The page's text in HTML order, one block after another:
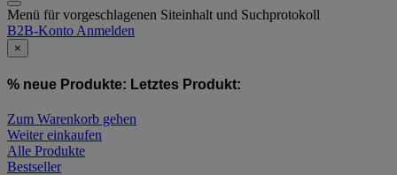
Menü für vorgeschlagenen Siteinhalt und Suchprotokoll
B2B-Konto Anmelden
×
% neue Produkte: Letztes Produkt:
Zum Warenkorb gehen
Weiter einkaufen
Alle Produkte
Bestseller